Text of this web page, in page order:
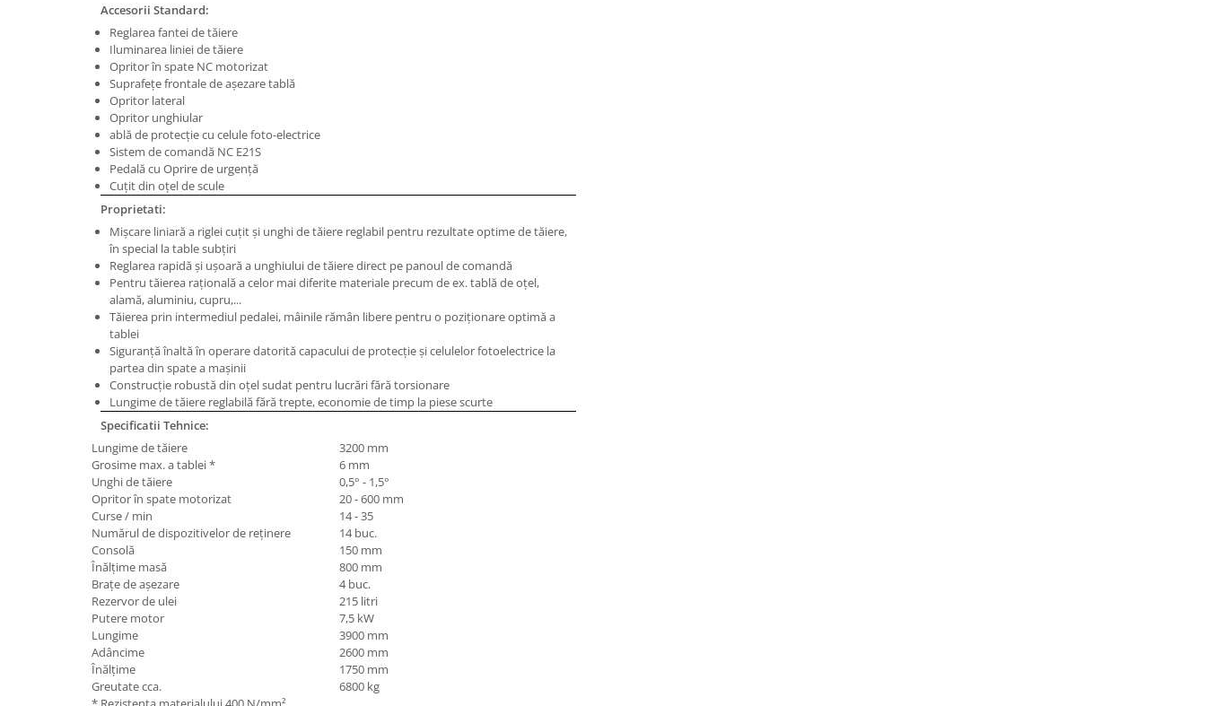
Masini de gaurit cu stand si
Masini de gaurit radiale
Masini de gaurit si frezat
Masini de gaurit cu freza
Masini de frezat universale
Centre de prelucrare verticale CNC
Masini de frezat cu batiu
Masini de frezat multifunctionale
Masini de frezat universale SERVO
Masini de frezat verticale
Masini de slefuit metal
Masini de ascutit burghie
Masini de lustruit
Masini de polizat bavuri cu perii
Masini de rectificat plan
Masini de rectificat plan
Masini de rectificat rotund
Masini de satinat
Masini de slefuit combinate
Masini de slefuit cu banda
Masini de slefuit cu disc
Masini de slefuit cu mediu umed si
Masini de slefuit cutite de gravat
Masini de tesit
Masini pentru slefuit tevi
Masini universale de ascutit
Polizoare de banc
Masini de filetat
Accesorii Standard:
Reglarea fantei de tăiere
Iluminarea liniei de tăiere
Opritor în spate NC motorizat
Suprafeţe frontale de aşezare tablă
Opritor lateral
Opritor unghiular
ablă de protecţie cu celule foto-electrice
Sistem de comandă NC E21S
Pedală cu Oprire de urgenţă
Cuţit din oţel de scule
Proprietati:
Mişcare liniară a riglei cuţit şi unghi de tăiere reglabil pentru rezultate optime de tăiere,
în special la table subţiri
Reglarea rapidă și ușoară a unghiului de tăiere direct pe panoul de comandă
Pentru tăierea raţională a celor mai diferite materiale precum de ex. tablă de oţel,
alamă, aluminiu, cupru,...
Tăierea prin intermediul pedalei, mâinile rămân libere pentru o poziţionare optimă a
tablei
Siguranţă înaltă în operare datorită capacului de protecţie şi celulelor fotoelectrice la
partea din spate a maşinii
Construcţie robustă din oţel sudat pentru lucrări fără torsionare
Lungime de tăiere reglabilă fără trepte, economie de timp la piese scurte
Specificatii Tehnice:
Lungime de tăiere
3200 mm
Grosime max. a tablei *
6 mm
Unghi de tăiere
0,5° - 1,5°
Opritor în spate motorizat
20 - 600 mm
Curse / min
14 - 35
Numărul de dispozitivelor de reţinere
14 buc.
Consolă
150 mm
Înălţime masă
800 mm
Braţe de aşezare
4 buc.
Rezervor de ulei
215 litri
Putere motor
7,5 kW
Lungime
3900 mm
Adâncime
2600 mm
Înălţime
1750 mm
Greutate cca.
6800 kg